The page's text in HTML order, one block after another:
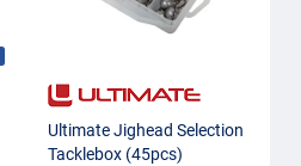
Ultimate Jighead Selection
Tacklebox (45pcs)